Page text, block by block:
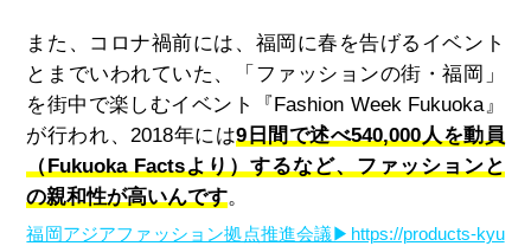
また、コロナ禍前には、福岡に春を告げるイベント
とまでいわれていた、「ファッションの街・福岡」
を街中で楽しむイベント『Fashion Week Fukuoka』
が行われ、2018年には9日間で述べ540,000人を動員
（Fukuoka Factsより）するなど、ファッションと
の親和性が高いんです。
福岡アジアファッション拠点推進会議▶https://products-kyu